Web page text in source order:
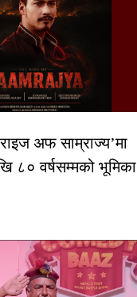
अफ साम्राज्य’मा
८० वर्षसम्मको भूमिका